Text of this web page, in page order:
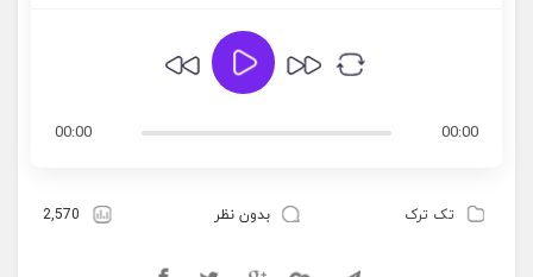
00:00
00:00
تک ترک بدون نظر 2,570